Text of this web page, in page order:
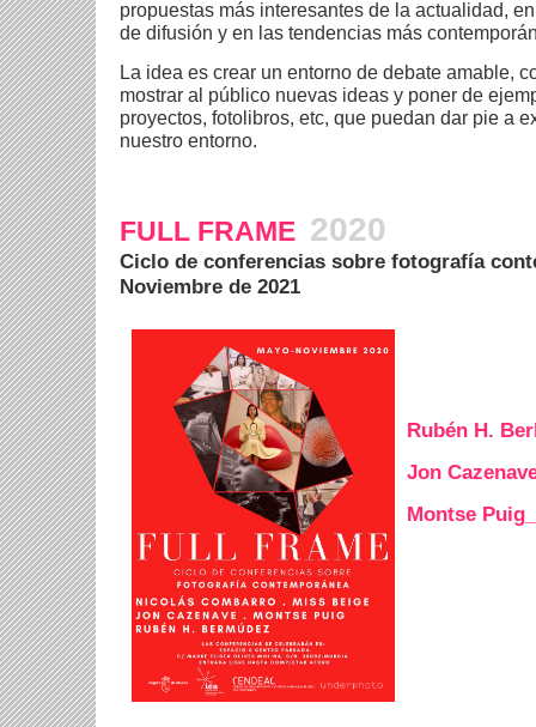
propuestas más interesantes de la actualidad,
de difusión y en las tendencias más
La idea es crear un entorno de debate amable,
mostrar al público nuevas ideas y poner de
proyectos, fotolibros, etc, que puedan dar pie a
nuestro entorno.
FULL FRAME 2020
Ciclo de conferencias sobre fotografía
Noviembre de 2021
Rubén H.
Jon
Montse Puig_